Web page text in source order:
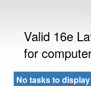
Valid 16e
for
No tasks to display